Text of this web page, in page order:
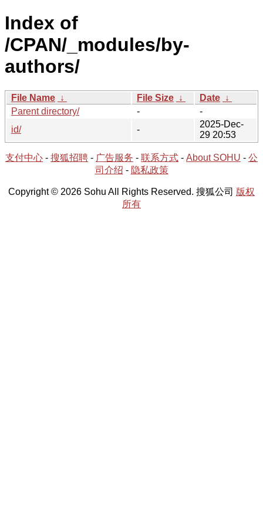
Index of
/CPAN/_modules/by-
authors/
File Name ↓ File Size ↓ Date ↓
Parent directory/
-
-
id/
-
2025-Dec-
29 20:53
支付中心 - 搜狐招聘 - 广告服务 - 联系方式 - About SOHU - 公
司介绍 - 隐私政策
Copyright © 2026 Sohu All Rights Reserved. 搜狐公司 版权
所有